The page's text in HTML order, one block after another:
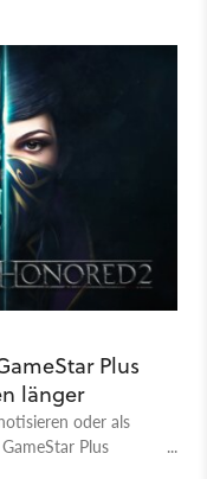
Plus
länger
oder als
Plus